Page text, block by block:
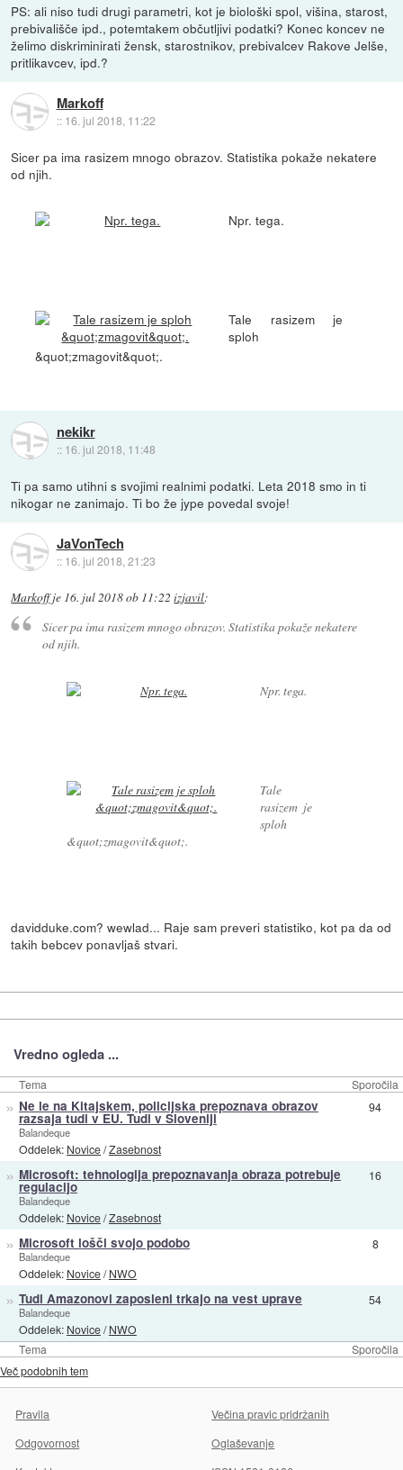
PS: ali niso tudi drugi parametri, kot je biološki spol, višina, starost,
prebivališče ipd., potemtakem občutljivi podatki? Konec koncev ne
želimo diskriminirati žensk, starostnikov, prebivalcev Rakove Jelše,
pritlikavcev, ipd.?
Markoff
:: 16. jul 2018, 11:22
Sicer pa ima rasizem mnogo obrazov. Statistika pokaže nekatere
od njih.
Npr. tega.
Tale rasizem je
sploh
&quot;zmagovit&quot;.
nekikr
:: 16. jul 2018, 11:48
Ti pa samo utihni s svojimi realnimi podatki. Leta 2018 smo in ti
nikogar ne zanimajo. Ti bo že jype povedal svoje!
JaVonTech
:: 16. jul 2018, 21:23
Markoffje 16. jul 2018 ob 11:22 izjavil:
Sicer pa ima rasizem mnogo obrazov. Statistika pokaže nekatere
od njih.
Npr. tega.
Tale
rasizem je
sploh
&quot;zmagovit&quot;.
davidduke.com? wewlad... Raje sam preveri statistiko, kot pa da od
takih bebcev ponavljaš stvari.
Vredno ogleda ...
Tema Sporočila
Tema Sporočila
» Ne le na Kitajskem, policijska prepoznava obrazov
razsaja tudi v EU. Tudi v Sloveniji
Balandeque
Oddelek: Novice/Zasebnost
94
» Microsoft: tehnologija prepoznavanja obraza potrebuje
regulacijo
Balandeque
Oddelek: Novice/Zasebnost
16
» Microsoft lošči svojo podobo
Balandeque
Oddelek: Novice/NWO
8
» Tudi Amazonovi zaposleni trkajo na vest uprave
Balandeque
Oddelek: Novice/NWO
54
Več podobnih tem
Pravila
Večina pravic pridržanih
Odgovornost
Oglaševanje